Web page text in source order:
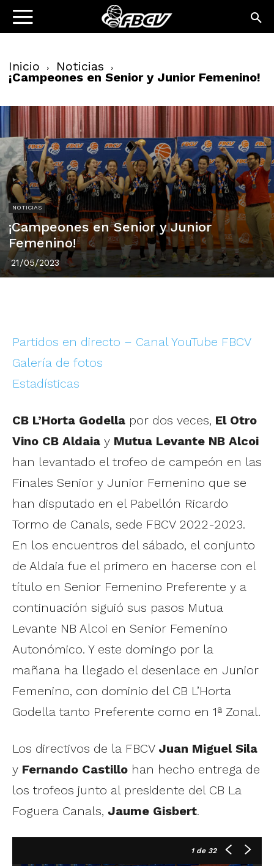
Inicio Noticias
¡Campeones en Senior y Junior Femenino!
NOTICIAS
¡Campeones en Senior y Junior
Femenino!
21/05/2023
Partidos en directo – Canal YouTube FBCV
Galería de fotos
Estadísticas
CB L’Horta Godella por dos veces, El Otro
Vino CB Aldaia y Mutua Levante NB Alcoi
han levantado el trofeo de campeón en las
Finales Senior y Junior Femenino que se
han disputado en el Pabellón Ricardo
Tormo de Canals, sede FBCV 2022-2023.
En los encuentros del sábado, el conjunto
de Aldaia fue el primero en hacerse con el
título en Senior Femenino Preferente y a
continuación siguió sus pasos Mutua
Levante NB Alcoi en Senior Femenino
Autonómico. Y este domingo por la
mañana ha llegado el desenlace en Junior
Femenino, con dominio del CB L’Horta
Godella tanto Preferente como en 1ª Zonal.
Los directivos de la FBCV Juan Miguel Sila
y Fernando Castillo han hecho entrega de
los trofeos junto al presidente del CB La
Foguera Canals, Jaume Gisbert.
1de 32